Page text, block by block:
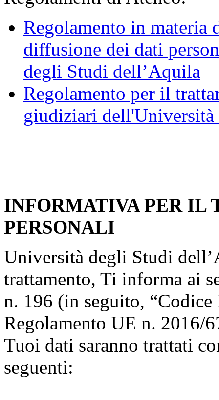
Regolamento in materia
diffusione dei dati
degli Studi dell’Aquila
Regolamento per il
giudiziari
INFORMATIVA PER IL
PERSONALI
Università degli Studi
trattamento, Ti informa ai
n. 196 (in seguito, “Codice
Regolamento UE n. 2016/
Tuoi dati saranno trattati
seguenti: